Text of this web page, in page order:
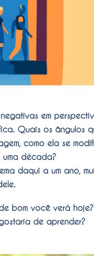
em
Quais os ângulos
como ela se
uma década?
daqui a um ano,
bom você verá
de aprender?